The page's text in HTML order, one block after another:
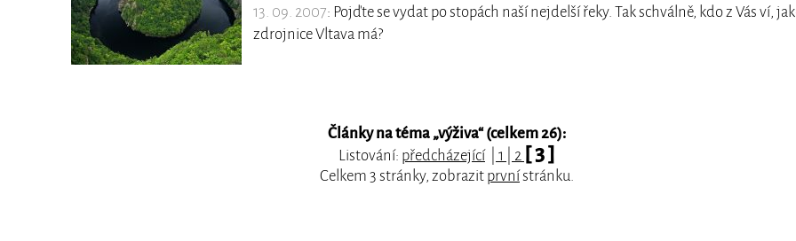
13. 09. 2007: Pojďte se vydat po stopách naší nejdelší řeky. Tak schválně, kdo z Vás ví,
zdrojnice Vltava má?
Články na téma „výživa“ (celkem 26):
Listování: předcházející| 1 2 [ 3 ]
Celkem 3 stránky, zobrazit prvnístránku.